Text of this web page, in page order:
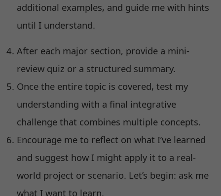
additional examples, and guide me with hints
until I understand.
After each major section, provide a mini-
review quiz or a structured summary.
Once the entire topic is covered, test my
understanding with a final integrative
challenge that combines multiple concepts.
Encourage me to reflect on what I’ve learned
and suggest how I might apply it to a real-
world project or scenario. Let’s begin: ask me
what I want to learn.